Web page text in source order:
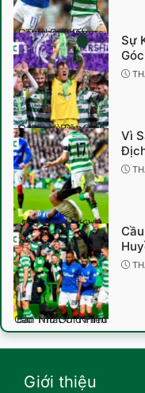
Celtic vs Rangers Trận Đấu Đáng Nhớ Nhất
Sự Khác Biệt Giữa Celtic Và Rangers
Sự
Vì Sao Celtic Và Rangers Là Kình Địch
Vì
Cầu Thủ Ghi Nhiều Bàn Nhất Old Firm
Giới thiệu